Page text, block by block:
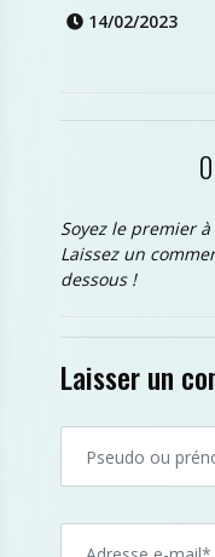
14/02/2023
Soyez le premier
Laissez un
dessous !
Laisser un